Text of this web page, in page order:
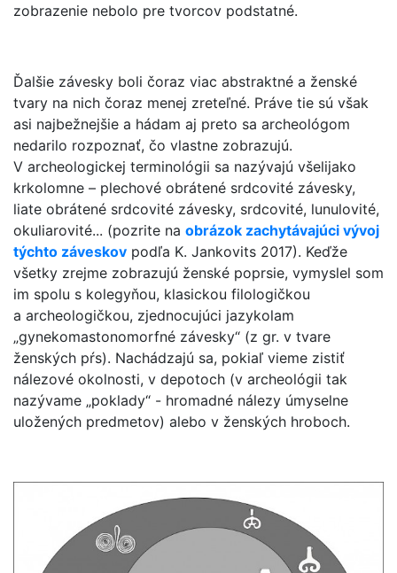
zobrazenie nebolo pre tvorcov podstatné.
Ďalšie závesky boli čoraz viac abstraktné a ženské
tvary na nich čoraz menej zreteľné. Práve tie sú však
asi najbežnejšie a hádam aj preto sa archeológom
nedarilo rozpoznať, čo vlastne zobrazujú.
V archeologickej terminológii sa nazývajú všelijako
krkolomne – plechové obrátené srdcovité závesky,
liate obrátené srdcovité závesky, srdcovité, lunulovité,
okuliarovité... (pozrite na obrázok zachytávajúci vývoj
týchto záveskov podľa K. Jankovits 2017). Keďže
všetky zrejme zobrazujú ženské poprsie, vymyslel som
im spolu s kolegyňou, klasickou filologičkou
a archeologičkou, zjednocujúci jazykolam
„gynekomastonomorfné závesky“ (z gr. v tvare
ženských pŕs). Nachádzajú sa, pokiaľ vieme zistiť
nálezové okolnosti, v depotoch (v archeológii tak
nazývame „poklady“ - hromadné nálezy úmyselne
uložených predmetov) alebo v ženských hroboch.